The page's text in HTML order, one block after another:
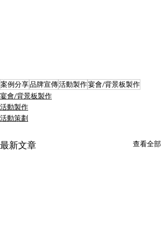
案例分享品牌宣傳活動製作宴會/背景板製作
宴會/背景板製作
活動製作
活動策劃
最新文章 查看全部